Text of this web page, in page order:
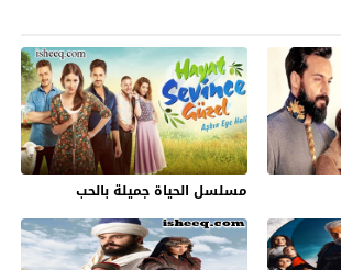
مسلسل الحياة جميلة بالحب